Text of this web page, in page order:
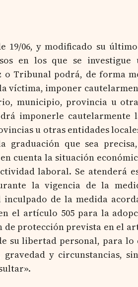
19/06, y modificado su
en los que se
o Tribunal podrá, de forma
víctima, imponer
municipio, provincia u
imponerle
u otras entidades
graduación que sea
cuenta la situación
laboral. Se atenderá
la vigencia de la
de la medida
el artículo 505 para la
protección prevista en el
su libertad personal, para lo
y circunstancias,